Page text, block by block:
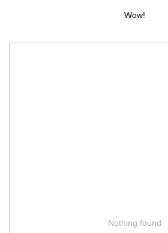
Wow!
Nothing found